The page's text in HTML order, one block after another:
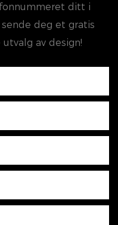
ditt i
sende deg et gratis
av design!